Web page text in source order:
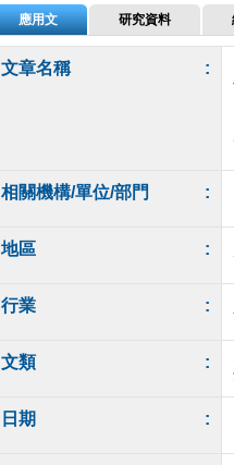
應用文 研究資料
文章名稱 :
相關機構/單位/部門 :
地區 :
行業 :
文類 :
日期 :